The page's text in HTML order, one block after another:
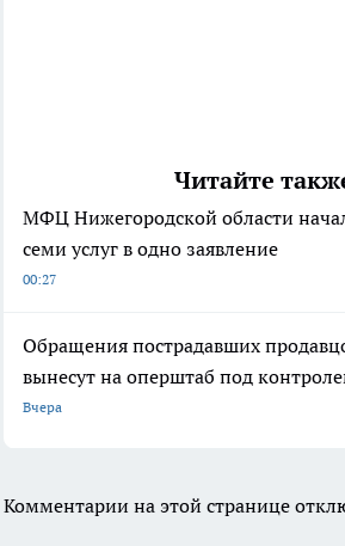
Читайте
МФЦ Нижегородской области
семи услуг в одно заявление
00:27
Обращения пострадавших
вынесут на оперштаб под
Вчера
Комментарии на этой странице